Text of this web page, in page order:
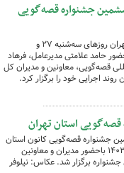
جشنواره قصه‌گویی
جشنواره قصه‌گویی استان تهران روزهای سه‌شنبه ۲۷ و
۲۸ آذر ۱۴۰۳ با حضور حامد علامتی مدیرعامل، فرهاد
قصه‌گویی، معاونین و مدیران کل
اجرایی خود را برگزار کرد.
قصه‌گویی استان تهران
جشنواره قصه‌گویی کانون استان
تهران روز پنجشنبه ۲۹ آذر ۱۴۰۳ باحضور مدیران و معاونین
برگزار شد. عکاس: نیلوفر